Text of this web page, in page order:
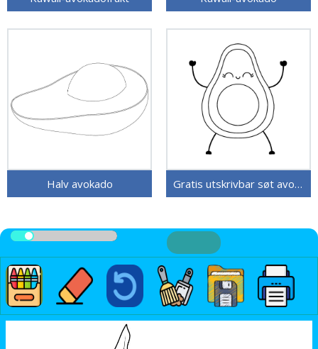
Halv avokado Gratis utskrivbar søt avokado